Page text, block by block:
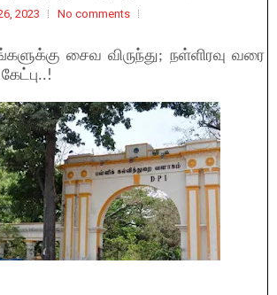
2023 No comments
சைவ விருந்து; நள்ளிரவு வரை